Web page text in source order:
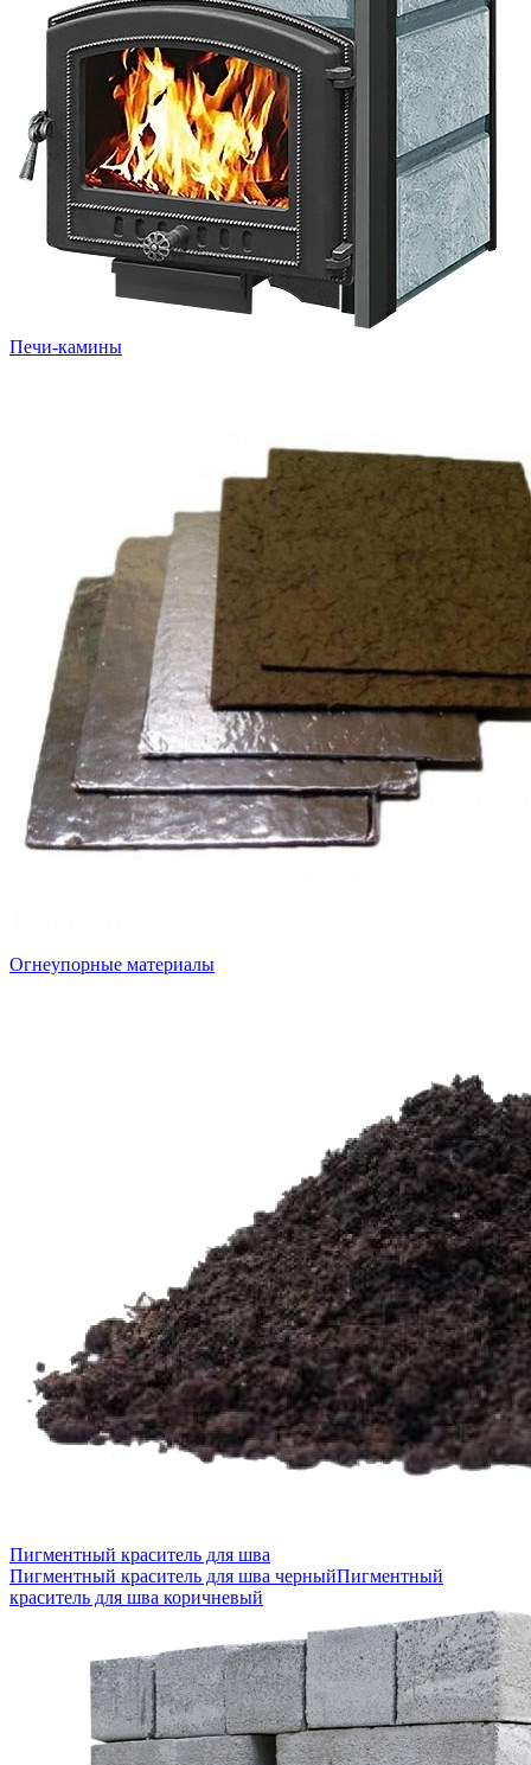
Печи-камины
Огнеупорные материалы
Пигментный краситель для шва
Пигментный краситель для шва черныйПигментный
краситель для шва коричневый